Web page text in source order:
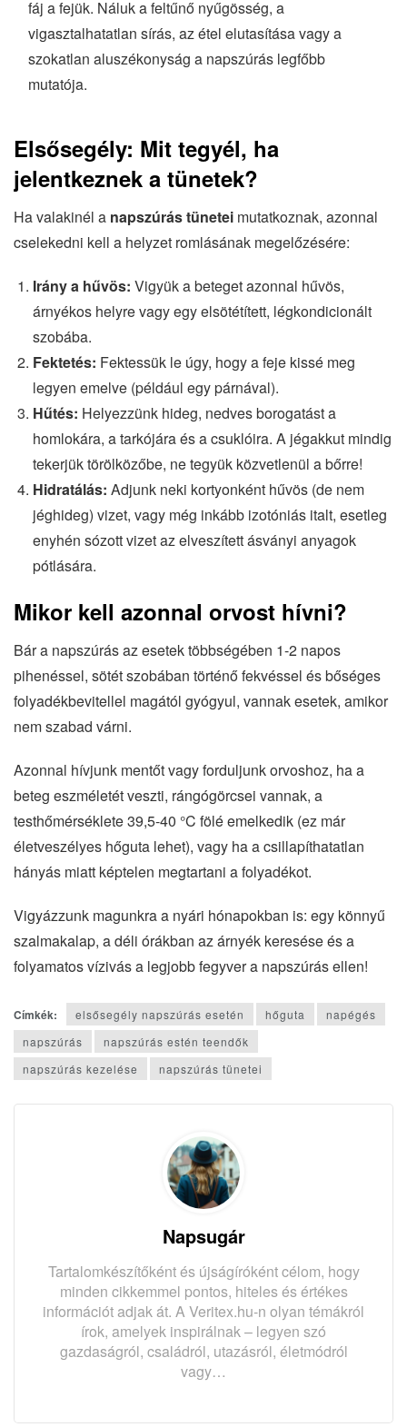
fáj a fejük. Náluk a feltűnő nyűgösség, a
vigasztalhatatlan sírás, az étel elutasítása vagy a
szokatlan aluszékonyság a napszúrás legfőbb
mutatója.
Elsősegély: Mit tegyél, ha
jelentkeznek a tünetek?
Ha valakinél a napszúrás tünetei mutatkoznak, azonnal
cselekedni kell a helyzet romlásának megelőzésére:
Irány a hűvös: Vigyük a beteget azonnal hűvös,
árnyékos helyre vagy egy elsötétített, légkondicionált
szobába.
Fektetés: Fektessük le úgy, hogy a feje kissé meg
legyen emelve (például egy párnával).
Hűtés: Helyezzünk hideg, nedves borogatást a
homlokára, a tarkójára és a csuklóira. A jégakkut mindig
tekerjük törölközőbe, ne tegyük közvetlenül a bőrre!
Hidratálás: Adjunk neki kortyonként hűvös (de nem
jéghideg) vizet, vagy még inkább izotóniás italt, esetleg
enyhén sózott vizet az elveszített ásványi anyagok
pótlására.
Mikor kell azonnal orvost hívni?
Bár a napszúrás az esetek többségében 1-2 napos
pihenéssel, sötét szobában történő fekvéssel és bőséges
folyadékbevitellel magától gyógyul, vannak esetek, amikor
nem szabad várni.
Azonnal hívjunk mentőt vagy forduljunk orvoshoz, ha a
beteg eszméletét veszti, rángógörcsei vannak, a
testhőmérséklete 39,5-40 °C fölé emelkedik (ez már
életveszélyes hőguta lehet), vagy ha a csillapíthatatlan
hányás miatt képtelen megtartani a folyadékot.
Vigyázzunk magunkra a nyári hónapokban is: egy könnyű
szalmakalap, a déli órákban az árnyék keresése és a
folyamatos vízivás a legjobb fegyver a napszúrás ellen!
Címkék: elsősegély napszúrás esetén hőguta
napégés
napszúrás
napszúrás estén teendők
napszúrás kezelése
napszúrás tünetei
Napsugár
Tartalomkészítőként és újságíróként célom, hogy
minden cikkemmel pontos, hiteles és értékes
információt adjak át. A Veritex.hu-n olyan témákról
írok, amelyek inspirálnak – legyen szó
gazdaságról, családról, utazásról, életmódról
vagy…